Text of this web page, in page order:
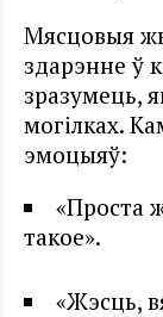
Мясцовыя
здарэнне ў
зразумець,
могілках.
эмоцыяў:
«Проста
такое».
«Жэсць,